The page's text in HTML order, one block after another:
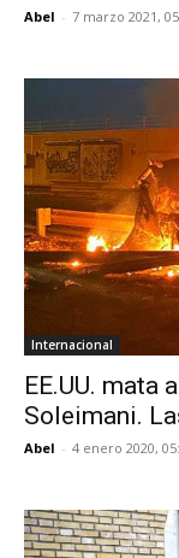
Abel - 7 marzo 2021,
Internacional
EE.UU. mata
Soleimani.
Abel - 4 enero 2020,